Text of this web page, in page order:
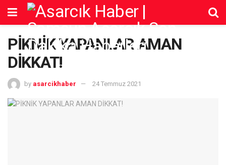
PİKNİK YAPANLAR AMAN
DİKKAT!
by asarcikhaber 24 Temmuz 2021